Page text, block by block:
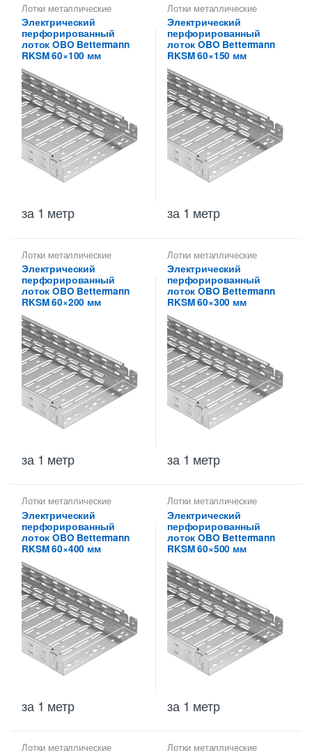
Лотки металлические
высотой 60 мм
Перфорированные лотки
высотой 60 мм
Электрический
перфорированный
лоток OBO Bettermann
RKSM 60×100 мм
за 1 метр
Лотки металлические
высотой 60 мм
Перфорированные лотки
высотой 60 мм
Электрический
перфорированный
лоток OBO Bettermann
RKSM 60×150 мм
за 1 метр
Лотки металлические
высотой 60 мм
Перфорированные лотки
высотой 60 мм
Электрический
перфорированный
лоток OBO Bettermann
RKSM 60×200 мм
за 1 метр
Лотки металлические
высотой 60 мм
Перфорированные лотки
высотой 60 мм
Электрический
перфорированный
лоток OBO Bettermann
RKSM 60×300 мм
за 1 метр
Лотки металлические
высотой 60 мм
Перфорированные лотки
высотой 60 мм
Электрический
перфорированный
лоток OBO Bettermann
RKSM 60×400 мм
за 1 метр
Лотки металлические
высотой 60 мм
Перфорированные лотки
высотой 60 мм
Электрический
перфорированный
лоток OBO Bettermann
RKSM 60×500 мм
за 1 метр
Лотки металлические Лотки металлические